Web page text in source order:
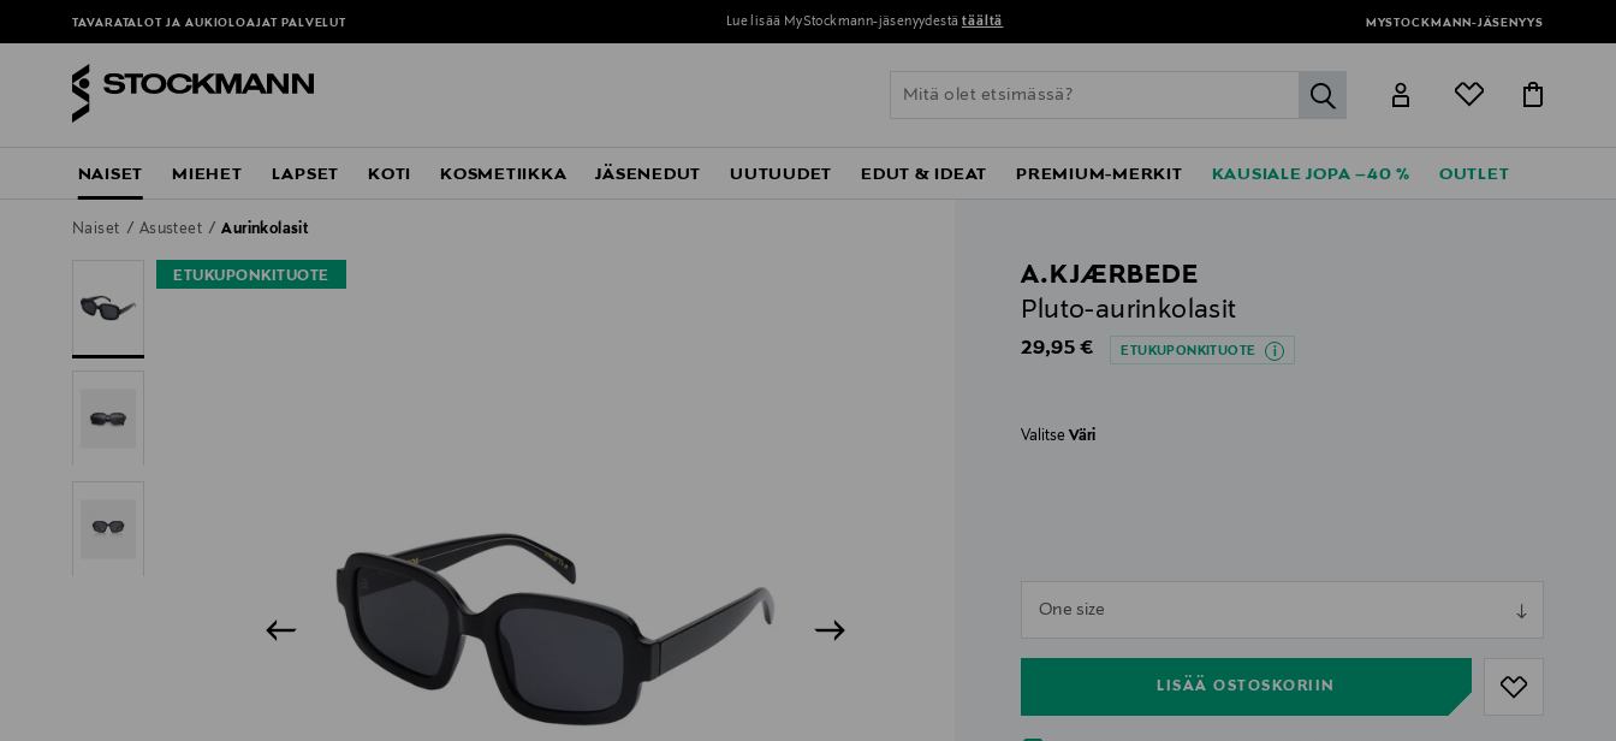
TAVARATALOT JA AUKIOLOAJAT PALVELUT Perustoimitus 0 € yli 120 euron ostoksista! MYSTOCKMANN-JÄSENYYS
label.header.go
NAISET MIEHET LAPSET KOTI KOSMETIIKKA JÄSENEDUT UUTUUDET EDUT & IDEAT PREMIUM-MERKIT KAUSIALE JOPA –40 % OUTLET
Naiset Asusteet Aurinkolasit
ETUKUPONKITUOTE
A.KJÆRBEDE
Pluto-aurinkolasit
Original Price
29,95 € ETUKUPONKITUOTE
ValitseVäri
One size
LISÄÄ OSTOSKORIIN
null